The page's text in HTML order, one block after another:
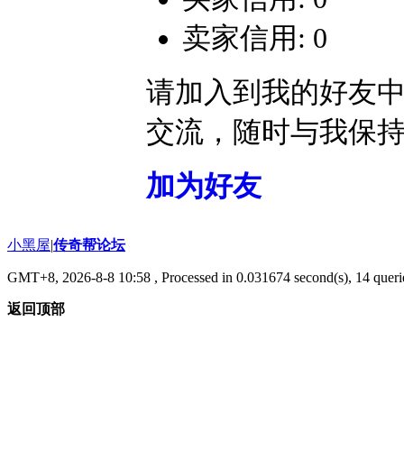
卖家信用: 0
请加入到我的好友
交流，随时与我保
加为好友
小黑屋|传奇帮论坛
GMT+8, 2026-8-8 10:58 , Processed in 0.031674 second(s), 14
返回顶部